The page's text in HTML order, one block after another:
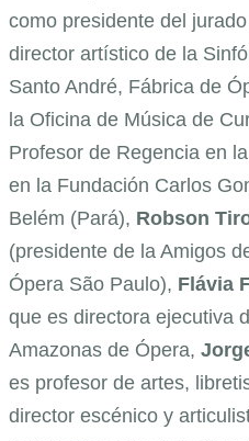
como presidente del
director artístico de la
Santo André, Fábrica de
la Oficina de Música de
Profesor de Regencia en
en la Fundación Carlos
Belém (Pará), Robson
(presidente de la Amigos
Ópera São Paulo), Flávia
que es directora ejecutiva
Amazonas de Ópera,
es profesor de artes,
director escénico y